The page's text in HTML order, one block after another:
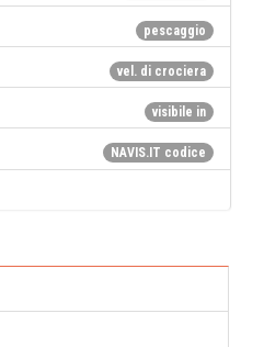
pescaggio
vel. di crociera
visibile in
NAVIS.IT codice